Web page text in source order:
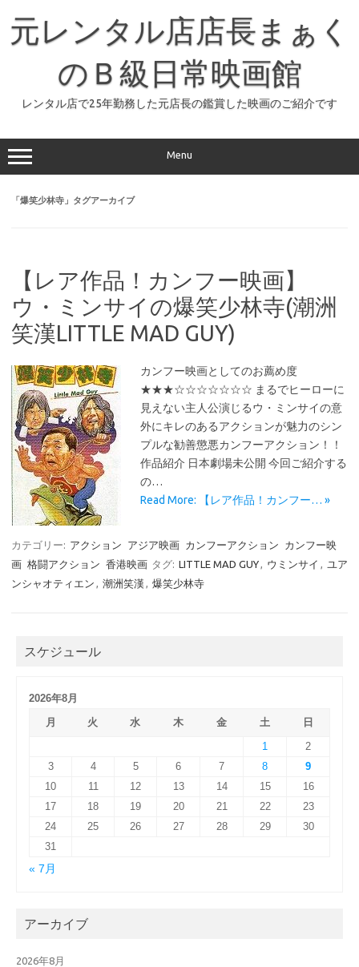
元レンタル店店長まぁく
のＢ級日常映画館
レンタル店で25年勤務した元店長の鑑賞した映画のご紹介です
Menu
「爆笑少林寺 」タグアーカイブ
【レア作品！カンフー映画】
ウ・ミンサイの爆笑少林寺(潮洲
笑漢LITTLE MAD GUY)
カンフー映画としてのお薦め度
★★★☆☆☆☆☆☆☆ まるでヒーローに
見えない主人公演じるウ・ミンサイの意
外にキレのあるアクションが魅力のシン
プルな勧善懲悪カンフーアクション！！
作品紹介 日本劇場未公開 今回ご紹介する
の…
Read More: 【レア作品！カンフー… »
カテゴリー: アクション アジア映画 カンフーアクション
カンフー映
画 格闘アクション 香港映画 タグ: LITTLE MAD GUY, ウミンサイ , ユア
ンシャオティエン , 潮洲笑漢 , 爆笑少林寺
スケジュール
2026年8月
月
火 水 木 金 土
日
1
2
3
4 5 6 7 8
9
10
11 12 13 14 15
16
17
18 19 20 21 22
23
24
25 26 27 28 29
30
31
« 7月
アーカイブ
2026年8月